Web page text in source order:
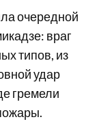
очередной
враг
типов, из
удар
гремели